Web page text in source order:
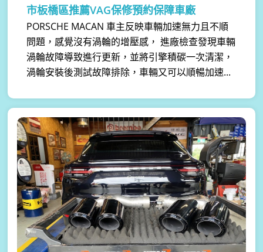
市板橋區推薦VAG保修預約保障車廠
PORSCHE MACAN 車主反映車輛加速無力且不順
問題，感覺沒有渦輪的增壓感， 進廠檢查發現車輛
渦輪故障導致進行更新，並將引擎積碳一次清潔，
渦輪安裝後測試故障排除，車輛又可以順暢加速...